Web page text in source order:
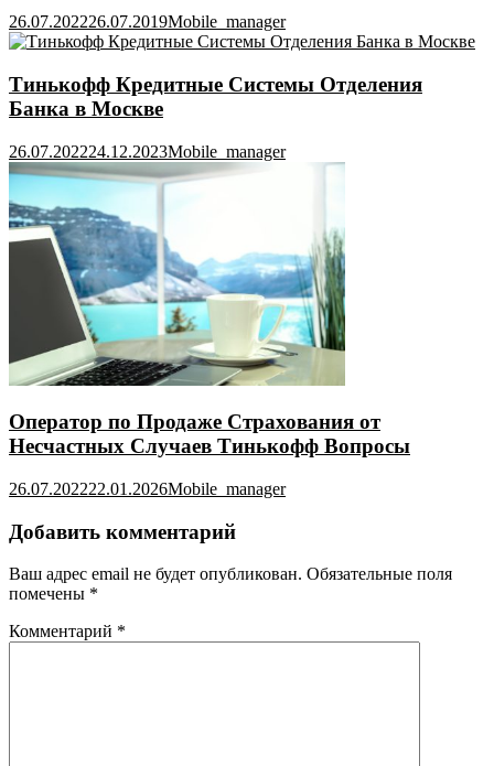
26.07.202226.07.2019Mobile_manager
Тинькофф Кредитные Системы Отделения
Банка в Москве
26.07.202224.12.2023Mobile_manager
Оператор по Продаже Страхования от
Несчастных Случаев Тинькофф Вопросы
26.07.202222.01.2026Mobile_manager
Добавить комментарий
Ваш адрес email не будет опубликован. Обязательные поля
помечены *
Комментарий *